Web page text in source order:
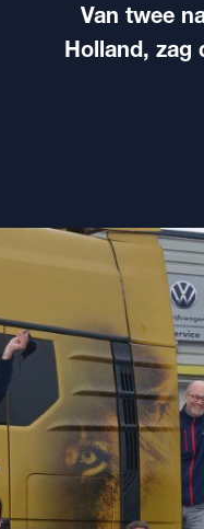
Van twee
Holland, zag